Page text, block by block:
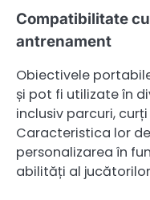
Compatibilitate
antrenament
Obiectivele
și pot fi utilizate în
inclusiv parcuri,
Caracteristica lor
personalizarea în
abilități al